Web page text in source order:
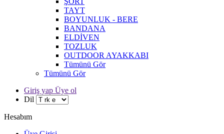
TAYT
BOYUNLUK - BERE
BANDANA
ELDİVEN
TOZLUK
OUTDOOR AYAKKABI
Tümünü Gör
Tümünü Gör
Giriş yap Üye ol
Dil
Hesabım